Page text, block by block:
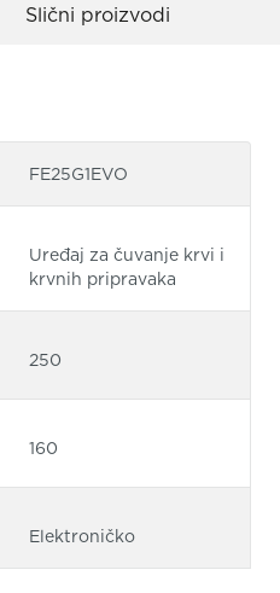
Slični proizvodi
FE25G1EVO
Uređaj za čuvanje krvi i
krvnih pripravaka
250
160
Elektroničko